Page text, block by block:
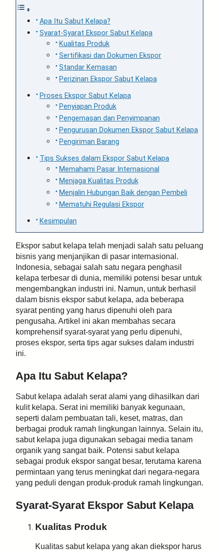
Apa Itu Sabut Kelapa?
Syarat-Syarat Ekspor Sabut Kelapa
Kualitas Produk
Sertifikasi dan Dokumen Ekspor
Standar Kemasan
Perizinan Ekspor Sabut Kelapa
Proses Ekspor Sabut Kelapa
Penyiapan Produk
Pengemasan dan Penyimpanan
Pengurusan Dokumen Ekspor Sabut Kelapa
Pengiriman Barang
Tips Sukses dalam Ekspor Sabut Kelapa
Memahami Pasar Internasional
Menjaga Kualitas Produk
Menjalin Hubungan Baik dengan Pembeli
Mematuhi Regulasi Ekspor
Kesimpulan
Ekspor sabut kelapa telah menjadi salah satu peluang
bisnis yang menjanjikan di pasar internasional.
Indonesia, sebagai salah satu negara penghasil
kelapa terbesar di dunia, memiliki potensi besar untuk
mengembangkan industri ini. Namun, untuk berhasil
dalam bisnis ekspor sabut kelapa, ada beberapa
syarat penting yang harus dipenuhi oleh para
pengusaha. Artikel ini akan membahas secara
komprehensif syarat-syarat yang perlu dipenuhi,
proses ekspor, serta tips agar sukses dalam industri
ini.
Apa Itu Sabut Kelapa?
Sabut kelapa adalah serat alami yang dihasilkan dari
kulit kelapa. Serat ini memiliki banyak kegunaan,
seperti dalam pembuatan tali, keset, matras, dan
berbagai produk ramah lingkungan lainnya. Selain itu,
sabut kelapa juga digunakan sebagai media tanam
organik yang sangat baik. Potensi sabut kelapa
sebagai produk ekspor sangat besar, terutama karena
permintaan yang terus meningkat dari negara-negara
yang peduli dengan produk-produk ramah lingkungan.
Syarat-Syarat Ekspor Sabut Kelapa
Kualitas Produk
Kualitas sabut kelapa yang akan diekspor harus